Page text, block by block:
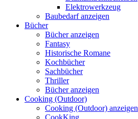
Elektrowerkzeug
Baubedarf anzeigen
Bücher
Bücher anzeigen
Fantasy
Historische Romane
Kochbücher
Sachbücher
Thriller
Bücher anzeigen
Cooking (Outdoor)
Cooking (Outdoor) anzeigen
CookKing